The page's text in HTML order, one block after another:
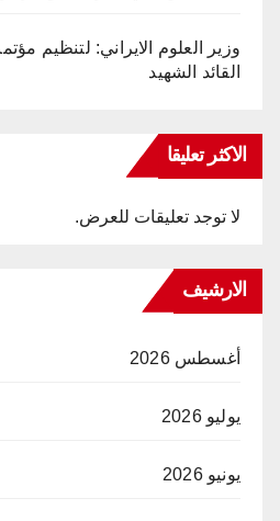
وزير العلوم الايراني: لتنظيم
القائد الشهيد
الاكثر تعليقا
لا توجد تعليقات للعرض.
الارشيف
أغسطس 2026
يوليو 2026
يونيو 2026